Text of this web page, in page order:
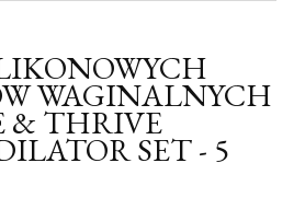
WAGINALNYCH
& THRIVE
SET - 5